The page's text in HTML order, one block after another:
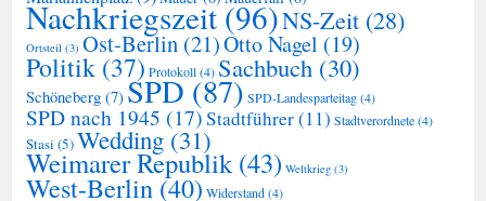
Nachkriegszeit(96)NS-Zeit (28)
Ortsteil (3) Ost-Berlin (21)Otto Nagel (19)
Politik (37) Protokoll(4) Sachbuch (30)
Schöneberg (7) SPD(87) SPD-Landesparteitag(4)
SPD nach 1945 (17)Stadtführer(11) Stadtverordnete(4)
Stasi (5)Wedding (31)
Weimarer Republik(43) Weltkrieg (3)
West-Berlin (40) Widerstand(4)